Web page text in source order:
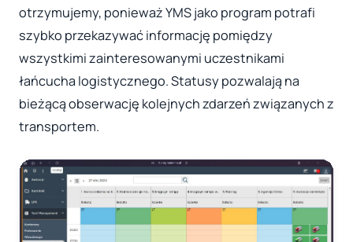
otrzymujemy, ponieważ YMS jako program potrafi
szybko przekazywać informację pomiędzy
wszystkimi zainteresowanymi uczestnikami
łańcucha logistycznego. Statusy pozwalają na
bieżącą obserwację kolejnych zdarzeń związanych z
transportem.